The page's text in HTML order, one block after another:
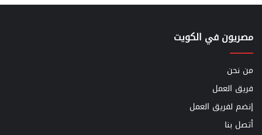
مصريون في الكويت
من نحن
فريق العمل
إنضم لفريق العمل
أتصل بنا